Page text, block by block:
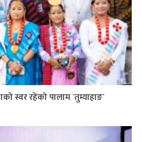
स्वर रहेको पालाम `तुम्याहाङ´